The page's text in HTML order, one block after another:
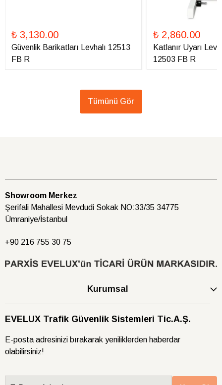
₺ 3,130.00
Güvenlik Barikatları Levhalı 12513
FB R
₺ 2,860.00
Katlanır Uyarı
12503 FB R
Tümünü Gör
Showroom Merkez
Şerifali Mahallesi Mevdudi Sokak NO:33/35 34775
Ümraniye/İstanbul
+90 216 755 30 75
Kurumsal
EVELUX Trafik Güvenlik Sistemleri Tic.A.Ş.
E-posta adresinizi bırakarak yeniliklerden haberdar
olabilirsiniz!